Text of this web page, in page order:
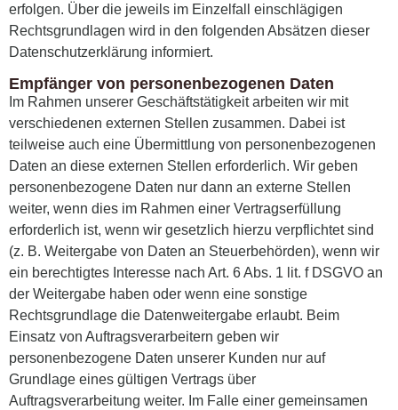
erfolgen. Über die jeweils im Einzelfall einschlägigen
Rechtsgrundlagen wird in den folgenden Absätzen dieser
Datenschutzerklärung informiert.
Empfänger von personenbezogenen Daten
Im Rahmen unserer Geschäftstätigkeit arbeiten wir mit
verschiedenen externen Stellen zusammen. Dabei ist
teilweise auch eine Übermittlung von personenbezogenen
Daten an diese externen Stellen erforderlich. Wir geben
personenbezogene Daten nur dann an externe Stellen
weiter, wenn dies im Rahmen einer Vertragserfüllung
erforderlich ist, wenn wir gesetzlich hierzu verpflichtet sind
(z. B. Weitergabe von Daten an Steuerbehörden), wenn wir
ein berechtigtes Interesse nach Art. 6 Abs. 1 lit. f DSGVO an
der Weitergabe haben oder wenn eine sonstige
Rechtsgrundlage die Datenweitergabe erlaubt. Beim
Einsatz von Auftragsverarbeitern geben wir
personenbezogene Daten unserer Kunden nur auf
Grundlage eines gültigen Vertrags über
Auftragsverarbeitung weiter. Im Falle einer gemeinsamen